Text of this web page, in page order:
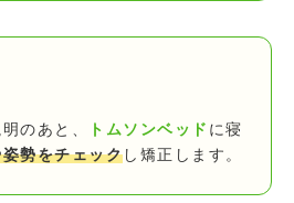
のあと、 トムソンベッド に寝
勢をチェックし矯正します。